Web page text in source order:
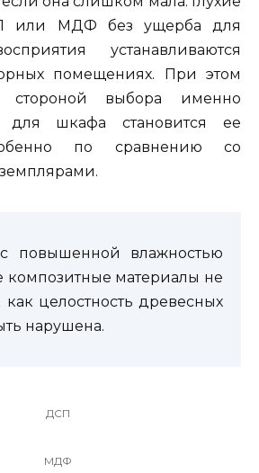
или МДФ без ущерба для
устанавливаются
помещениях. При этом
стороной выбора именно
для шкафа становится ее
по сравнению со
повышенной влажностью
материалы не
как целостность древесных
нарушена.
ДСП
МДФ